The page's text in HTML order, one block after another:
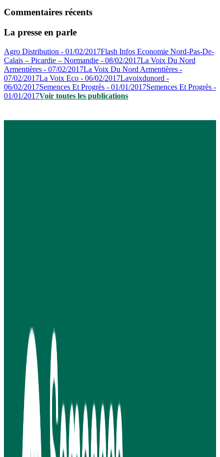
Commentaires récents
La presse en parle
Agro Distribution - 01/02/2017Flash Infos Economie Nord-Pas-De-
Calais – Picardie – Normandie - 08/02/2017La Voix Du Nord
Armentières - 07/02/2017La Voix Du Nord Armentières -
07/02/2017La Voix Eco - 06/02/2017Lavoixdunord -
06/02/2017Semences Et Progrès - 01/01/2017Semences Et Progrès -
01/01/2017Voir toutes les publications